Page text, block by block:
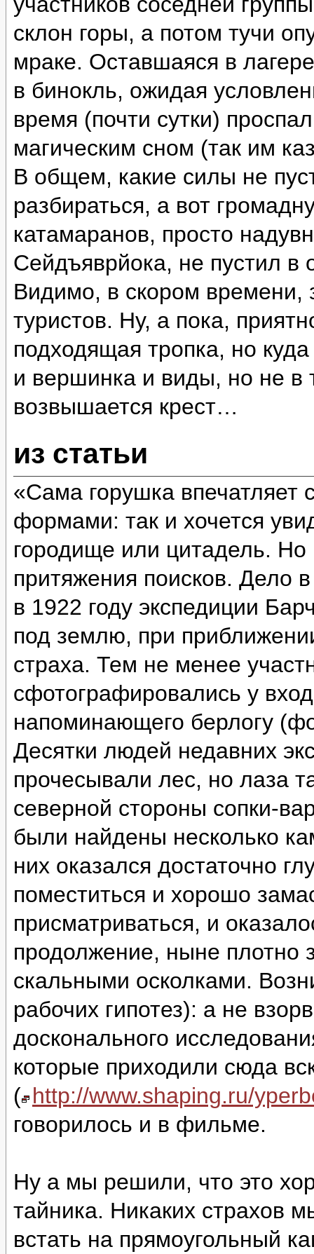
склон горы, а потом тучи
мраке. Оставшаяся в
в бинокль, ожидая
время (почти сутки)
магическим сном (так им
В общем, какие силы не
разбираться, а вот
катамаранов, просто
Сейдъяврйока, не пустил в
Видимо, в скором времени,
туристов. Ну, а пока,
подходящая тропка, но
и вершинка и виды, но не в
возвышается крест…
из статьи
«Сама горушка
формами: так и хочется
городище или цитадель. Но
притяжения поисков. Дело
в 1922 году экспедиции
под землю, при
страха. Тем не менее
сфотографировались у
напоминающего берлогу
Десятки людей недавних
прочесывали лес, но лаза
северной стороны сопки-
были найдены несколько
них оказался достаточно
поместиться и хорошо
присматриваться, и
продолжение, ныне плотно
скальными осколками.
рабочих гипотез): а не
досконального
которые приходили сюда
( http://www.shaping.ru/
говорилось и в фильме.
Ну а мы решили, что это
тайника. Никаких страхов
встать на прямоугольный